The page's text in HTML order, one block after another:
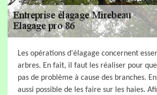
Les opérations d'élagage concernent
arbres. En fait, il faut les réaliser pour
pas de problème à cause des branches.
aussi possible de les faire sur les haies.